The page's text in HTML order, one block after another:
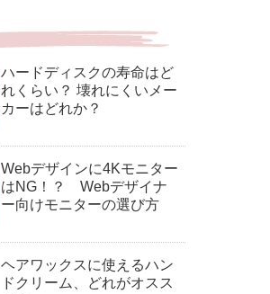
ハードディスクの寿命はど
れくらい？ 壊れにくいメー
カーはどれか？
Webデザインに4Kモニター
はNG！？ Webデザイナ
ー向けモニターの選び方
ヘアワックスに使えるハン
ドクリーム、どれがオスス